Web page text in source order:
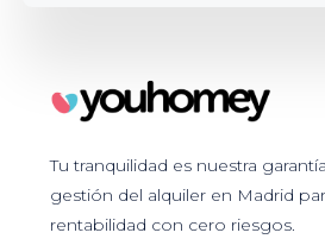
Tu tranquilidad es nuestra
gestión del alquiler en Madrid
rentabilidad con cero riesgos.